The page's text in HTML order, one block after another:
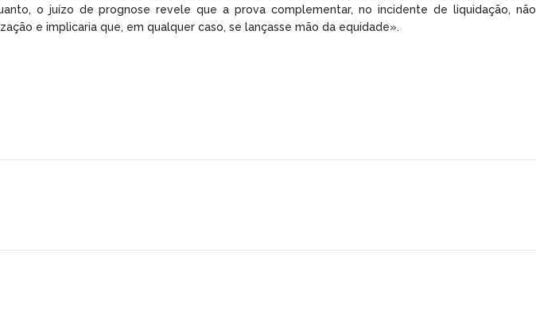
o juízo de prognose revele que a prova complementar, no incidente de liquidação, não
e implicaria que, em qualquer caso, se lançasse mão da equidade».